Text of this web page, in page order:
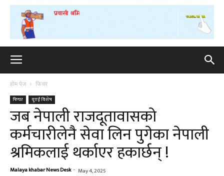
होम पेज फिचर
फिचर यूएई विशेष
जब नेपाली राजदूतावासको
कर्मचारीलेनै सेवा लिन पुगेका नेपाली
श्रमिकलाई थर्काएर हकार्छन् !
Malaya khabar News Desk - May 4, 2025